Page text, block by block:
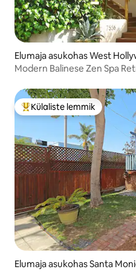
Elumaja asukohas West
Modern Balinese Zen Spa
Külaliste suur lemmik
Külaliste lemmik
Elumaja asukohas Santa